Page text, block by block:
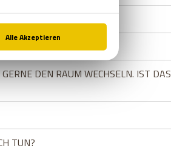
DEN RAUM WECHSELN. IST DAS
TUN?